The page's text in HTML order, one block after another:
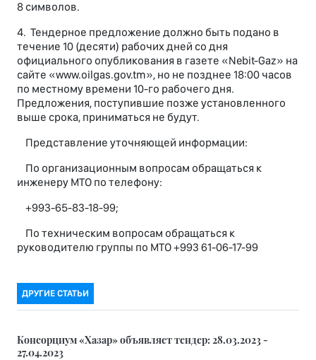
8 символов.
4. Тендерное предложение должно быть подано в
течение 10 (десяти) рабочих дней со дня
официального опубликования в газете «Nebit-Gaz» на
сайте «www.oilgas.gov.tm», но не позднее 18:00 часов
по местному времени 10-го рабочего дня.
Предложения, поступившие позже установленного
выше срока, приниматься не будут.
Представление уточняющей информации:
По организационным вопросам обращаться к
инженеру МТО по телефону:
+993-65-83-18-99;
По техническим вопросам обращаться к
руководителю группы по МТО +993 61-06-17-99
ДРУГИЕ СТАТЬИ
Консорциум «Хазар» объявляет тендер: 28.03.2023 -
27.04.2023